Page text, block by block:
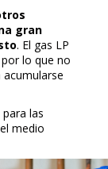
gran
. El gas LP
lo que no
las
medio